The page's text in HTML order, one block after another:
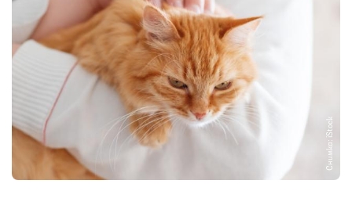
Снимка: iStock